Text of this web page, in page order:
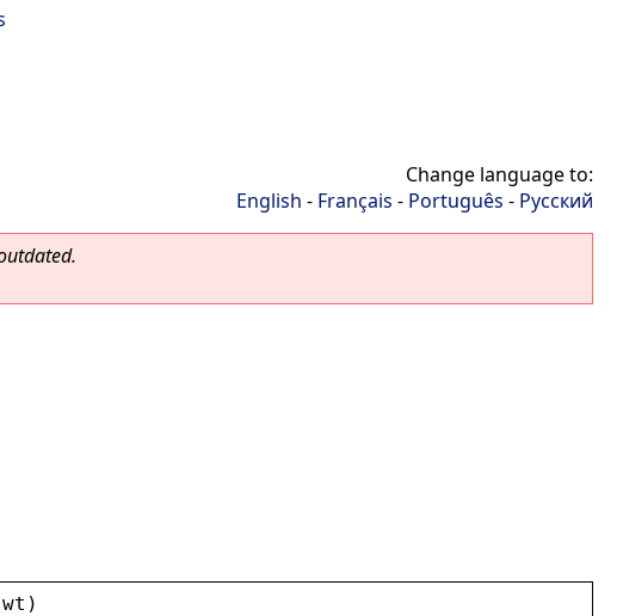
Change language to:
English - Français - Português - Русский
wt )